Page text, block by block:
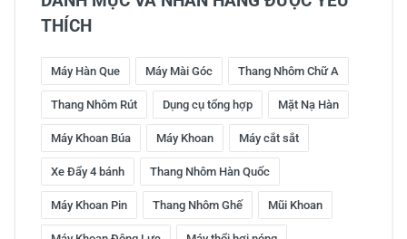
THÍCH
Máy Hàn Que Máy Mài Góc Thang Nhôm Chữ A
Thang Nhôm Rút Dụng cụ tổng hợp Mặt Nạ Hàn
Máy Khoan Búa Máy Khoan Máy cắt sắt
Xe Đẩy 4 bánh Thang Nhôm Hàn Quốc
Máy Khoan Pin Thang Nhôm Ghế Mũi Khoan